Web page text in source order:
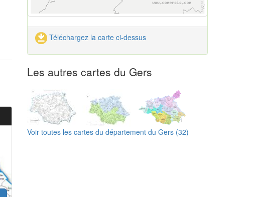
Téléchargez la carte ci-dessus
Les autres cartes du Gers
Voir toutes les cartes du département du Gers (32)